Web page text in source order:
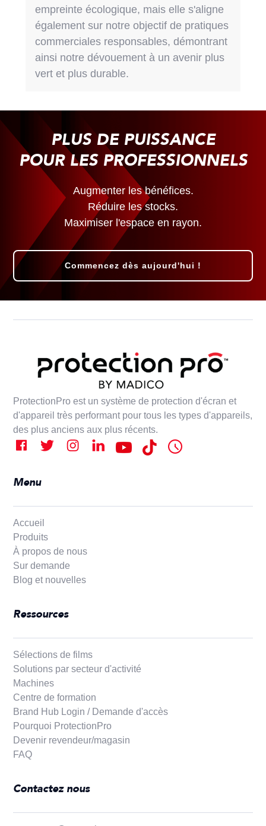
empreinte écologique, mais elle s'aligne
également sur notre objectif de pratiques
commerciales responsables, démontrant
ainsi notre dévouement à un avenir plus
vert et plus durable.
PLUS DE PUISSANCE
POUR LES PROFESSIONNELS
Augmenter les bénéfices.
Réduire les stocks.
Maximiser l'espace en rayon.
Commencez dès aujourd'hui !
ProtectionPro est un système de protection d'écran et
d'appareil très performant pour tous les types d'appareils,
des plus anciens aux plus récents.
Menu
Accueil
Produits
À propos de nous
Sur demande
Blog et nouvelles
Ressources
Sélections de films
Solutions par secteur d'activité
Machines
Centre de formation
Brand Hub Login / Demande d'accès
Pourquoi ProtectionPro
Devenir revendeur/magasin
FAQ
Contactez nous